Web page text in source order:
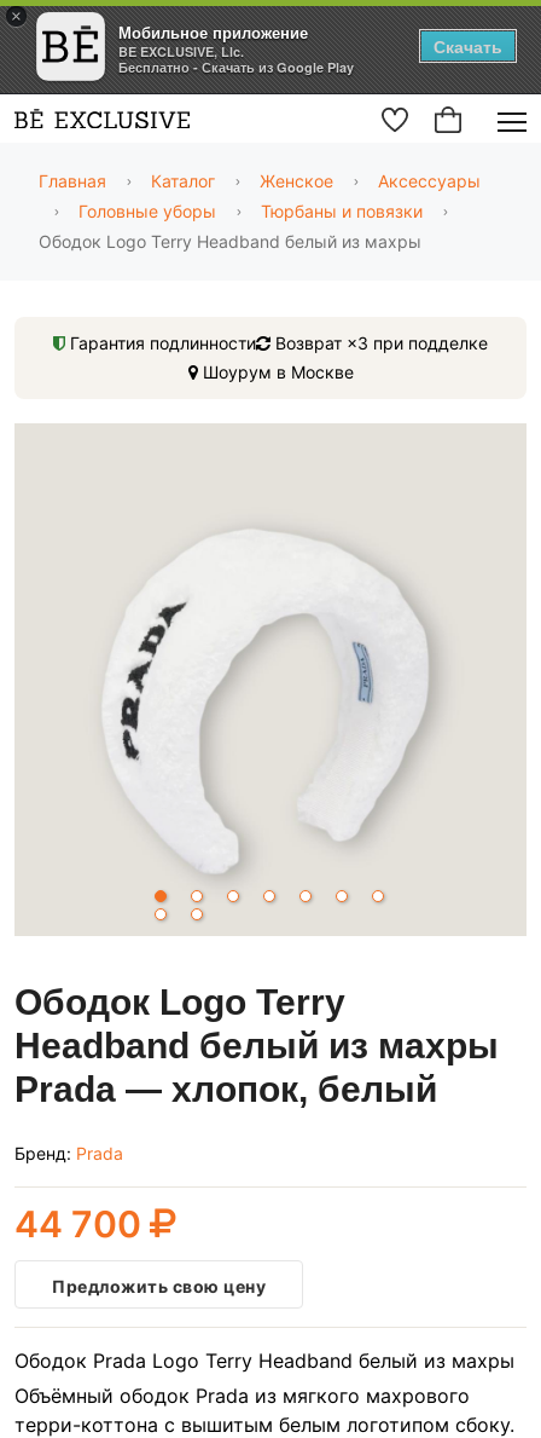
×
Мобильное приложение
BE EXCLUSIVE, Llc.
Бесплатно - Скачать из Google Play
Скачать
Главная Каталог Женское
Аксессуары
Головные уборы
Тюрбаны и повязки
Ободок Logo Terry Headband белый из махры
Гарантия подлинности
Возврат ×3 при подделке
Шоурум в Москве
Ободок Logo Terry
Headband белый из махры
Prada — хлопок, белый
Бренд: Prada
44 700
Предложить свою цену
Ободок Prada Logo Terry Headband белый из махры
Объёмный ободок Prada из мягкого махрового
терри-коттона с вышитым белым логотипом сбоку.